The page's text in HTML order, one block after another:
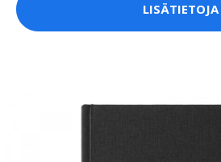
LISÄTIETOJA